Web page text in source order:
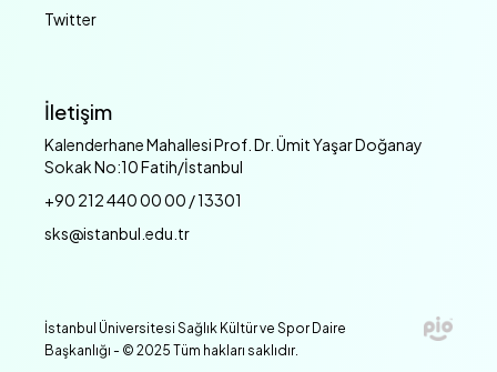
Twitter
İletişim
Kalenderhane Mahallesi Prof. Dr. Ümit Yaşar Doğanay
Sokak No:10 Fatih/İstanbul
+90 212 440 00 00 / 13301
sks@istanbul.edu.tr
İstanbul Üniversitesi Sağlık Kültür ve Spor Daire
Başkanlığı - © 2025 Tüm hakları saklıdır.